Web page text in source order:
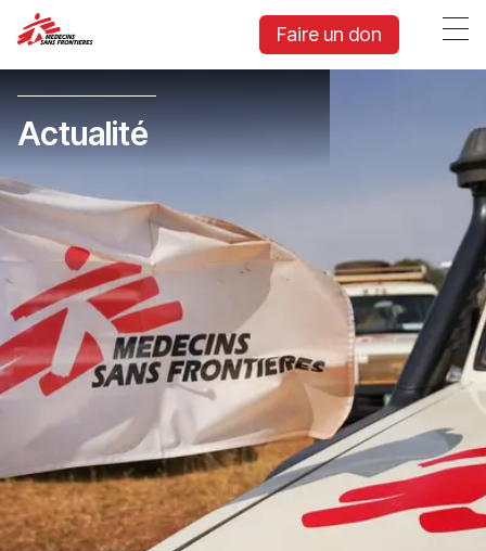
Faire un don
Actualité